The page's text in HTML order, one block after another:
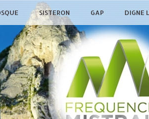
SISTERON GAP DIGNE